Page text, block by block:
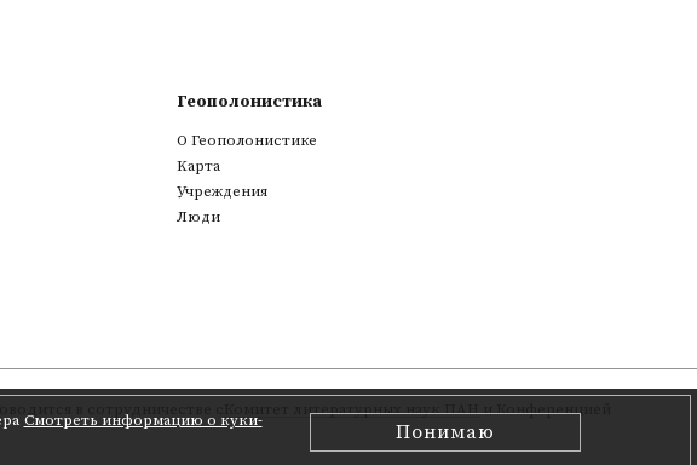
Смотреть информацию о куки-
Понимаю
Геополонистика
О Геополонистике
Kарта
Учреждения
Люди
Комитет литературных наук ПАНи Конференцией